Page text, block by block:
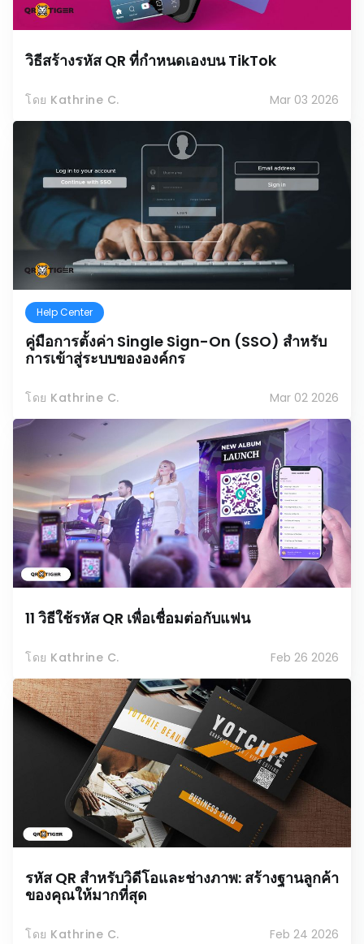
วิธีสร้างรหัส QR ที่กำหนดเองบน TikTok
โดย Kathrine C. Mar 03 2026
Help Center
คู่มือการตั้งค่า Single Sign-On (SSO) สำหรับ
การเข้าสู่ระบบขององค์กร
โดย Kathrine C. Mar 02 2026
11 วิธีใช้รหัส QR เพื่อเชื่อมต่อกับแฟน
โดย Kathrine C. Feb 26 2026
รหัส QR สำหรับวิดีโอและช่างภาพ: สร้างฐานลูกค้า
ของคุณให้มากที่สุด
โดย Kathrine C. Feb 24 2026